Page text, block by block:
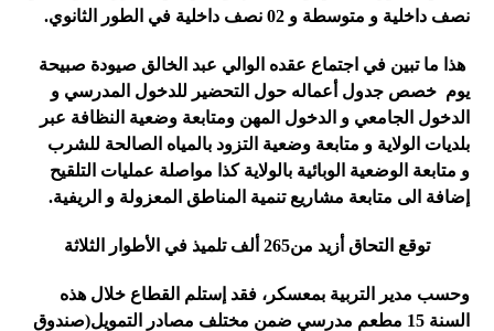
نصف داخلية و متوسطة و 02 نصف داخلية في الطور الثانوي.
هذا ما تبين في اجتماع عقده الوالي عبد الخالق صيودة صبيحة
يوم خصص جدول أعماله حول التحضير للدخول المدرسي و
الدخول الجامعي و الدخول المهن ومتابعة وضعية النظافة عبر
بلديات الولاية و متابعة وضعية التزود بالمياه الصالحة للشرب
و متابعة الوضعية الوبائية بالولاية كذا مواصلة عمليات التلقيح
إضافة الى متابعة مشاريع تنمية المناطق المعزولة و الريفية.
توقع التحاق أزيد من265 ألف تلميذ في الأطوار الثلاثة
وحسب مدير التربية بمعسكر، فقد إستلم القطاع خلال هذه
السنة 15 مطعم مدرسي ضمن مختلف مصادر التمويل(صندوق